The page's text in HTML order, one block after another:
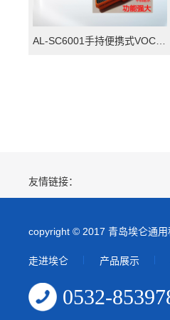
AL-SC6001手持便携式VOC检测仪
友情链接：
copyright © 2017 青岛埃仑通
走进埃仑 产品展示
0532-